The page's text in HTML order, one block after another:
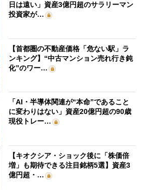
日は遠い」資産3億円超のサラリーマン
投資家が…
【首都圏の不動産価格「危ない駅」ラ
ンキング】“中古マンション売れ行き鈍
化”のワー…
「AI・半導体関連が“本命”であること
に変わりはない」資産20億円超の90歳
現役トレー…
【キオクシア・ショック後に「株価倍
増」も期待できる注目銘柄5選】資産3
億円超・…